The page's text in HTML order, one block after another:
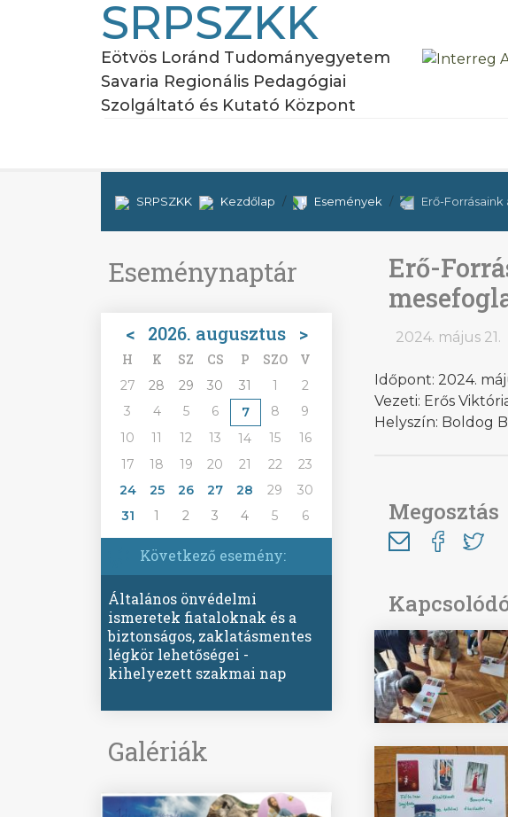
SRPSZKK
Eötvös Loránd Tudományegyetem
Savaria Regionális Pedagógiai
Szolgáltató és Kutató Központ
SRPSZKK Kezdőlap Események Erő-
Eseménynaptár
< 2026. augusztus >
H K SZ CS P SZO V
27 28 29 30 31 1
2
3
4 5 6 7 8
9
10
11 12 13 14 15
16
17
18 19 20 21 22
23
24
25 26 27 28 29
30
31
1 2 3 4 5 6
Következő esemény:
Általános önvédelmi
ismeretek fiataloknak és a
biztonságos, zaklatásmentes
légkör lehetőségei -
kihelyezett szakmai nap
Galériák
Erő-
2024. május 21.
Időpont: 2024.
Vezeti: Erős
Helyszín: Boldog
Megosztás